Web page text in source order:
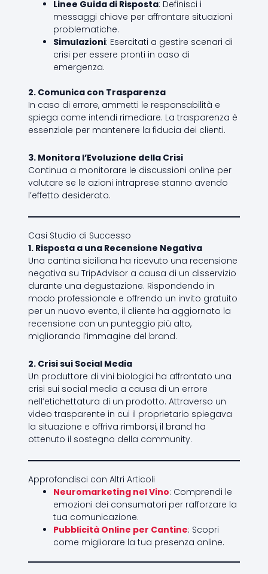
Linee Guida di Risposta: Definisci i
messaggi chiave per affrontare situazioni
problematiche.
Simulazioni: Esercitati a gestire scenari di
crisi per essere pronti in caso di
emergenza.
2. Comunica con Trasparenza
In caso di errore, ammetti le responsabilità e
spiega come intendi rimediare. La trasparenza è
essenziale per mantenere la fiducia dei clienti.
3. Monitora l’Evoluzione della Crisi
Continua a monitorare le discussioni online per
valutare se le azioni intraprese stanno avendo
l’effetto desiderato.
Casi Studio di Successo
1. Risposta a una Recensione Negativa
Una cantina siciliana ha ricevuto una recensione
negativa su TripAdvisor a causa di un disservizio
durante una degustazione. Rispondendo in
modo professionale e offrendo un invito gratuito
per un nuovo evento, il cliente ha aggiornato la
recensione con un punteggio più alto,
migliorando l’immagine del brand.
2. Crisi sui Social Media
Un produttore di vini biologici ha affrontato una
crisi sui social media a causa di un errore
nell’etichettatura di un prodotto. Attraverso un
video trasparente in cui il proprietario spiegava
la situazione e offriva rimborsi, il brand ha
ottenuto il sostegno della community.
Approfondisci con Altri Articoli
Neuromarketing nel Vino: Comprendi le
emozioni dei consumatori per rafforzare la
tua comunicazione.
Pubblicità Online per Cantine: Scopri
come migliorare la tua presenza online.